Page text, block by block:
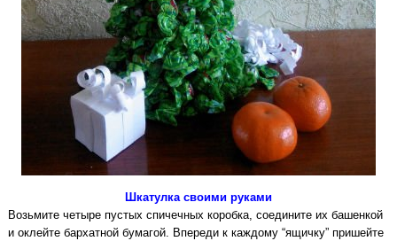
Шкатулка своими руками
Возьмите четыре пустых спичечных коробка, соедините их башенкой
и оклейте бархатной бумагой. Впереди к каждому “ящичку” пришейте